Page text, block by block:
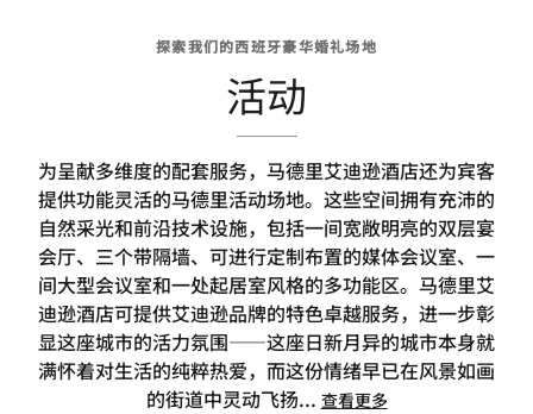
探索我们的西班牙豪华婚礼场地
活动
为呈献多维度的配套服务，马德里艾迪逊酒店还为宾客
提供功能灵活的马德里活动场地。这些空间拥有充沛的
自然采光和前沿技术设施，包括一间宽敞明亮的双层宴
会厅、三个带隔墙、可进行定制布置的媒体会议室、一
间大型会议室和一处起居室风格的多功能区。马德里艾
迪逊酒店可提供艾迪逊品牌的特色卓越服务，进一步彰
显这座城市的活力氛围——这座日新月异的城市本身就
满怀着对生活的纯粹热爱，而这份情绪早已在风景如画
的街道中灵动飞扬... 查看更多